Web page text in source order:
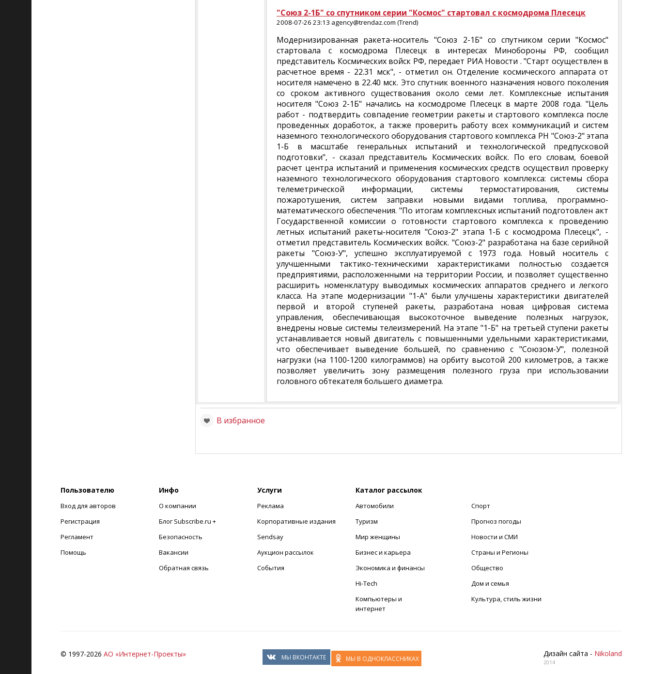
"Союз 2-1Б" со спутником серии "Космос" стартовал с космодрома Плесецк
2008-07-26 23:13 agency@trendaz.com (Trend)
Модернизированная ракета-носитель "Союз 2-1Б" со спутником серии "Космос"
стартовала с космодрома Плесецк в интересах Минобороны РФ, сообщил
представитель Космических войск РФ, передает РИА Новости . "Старт осуществлен в
расчетное время - 22.31 мск", - отметил он. Отделение космического аппарата от
носителя намечено в 22.40 мск. Это спутник военного назначения нового поколения
со сроком активного существования около семи лет. Комплексные испытания
носителя "Союз 2-1Б" начались на космодроме Плесецк в марте 2008 года. "Цель
работ - подтвердить совпадение геометрии ракеты и стартового комплекса после
проведенных доработок, а также проверить работу всех коммуникаций и систем
наземного технологического оборудования стартового комплекса РН "Союз-2" этапа
1-Б в масштабе генеральных испытаний и технологической предпусковой
подготовки", - сказал представитель Космических войск. По его словам, боевой
расчет центра испытаний и применения космических средств осуществил проверку
наземного технологического оборудования стартового комплекса: системы сбора
телеметрической информации, системы термостатирования, системы
пожаротушения, систем заправки новыми видами топлива, программно-
математического обеспечения. "По итогам комплексных испытаний подготовлен акт
Государственной комиссии о готовности стартового комплекса к проведению
летных испытаний ракеты-носителя "Союз-2" этапа 1-Б с космодрома Плесецк", -
отметил представитель Космических войск. "Союз-2" разработана на базе серийной
ракеты "Союз-У", успешно эксплуатируемой с 1973 года. Новый носитель с
улучшенными тактико-техническими характеристиками полностью создается
предприятиями, расположенными на территории России, и позволяет существенно
расширить номенклатуру выводимых космических аппаратов среднего и легкого
класса. На этапе модернизации "1-А" были улучшены характеристики двигателей
первой и второй ступеней ракеты, разработана новая цифровая система
управления, обеспечивающая высокоточное выведение полезных нагрузок,
внедрены новые системы телеизмерений. На этапе "1-Б" на третьей ступени ракеты
устанавливается новый двигатель с повышенными удельными характеристиками,
что обеспечивает выведение большей, по сравнению с "Союзом-У", полезной
нагрузки (на 1100-1200 килограммов) на орбиту высотой 200 километров, а также
позволяет увеличить зону размещения полезного груза при использовании
головного обтекателя большего диаметра.
В избранное
Пользователю
Вход для авторов
Регистрация
Регламент
Помощь
Инфо
О компании
Блог Subscribe.ru +
Безопасность
Вакансии
Обратная связь
Услуги
Реклама
Корпоративные издания
Sendsay
Аукцион рассылок
События
Каталог рассылок
Автомобили
Туризм
Мир женщины
Бизнес и карьера
Экономика и финансы
Hi-Tech
Компьютеры и
интернет
Спорт
Прогноз погоды
Новости и СМИ
Страны и Регионы
Общество
Дом и семья
Культура, стиль жизни
© 1997-2026 АО «Интернет-Проекты» Дизайн сайта - Nikoland
2014
МЫ ВКОНТАКТЕ МЫ В ОДНОКЛАССНИКАХ